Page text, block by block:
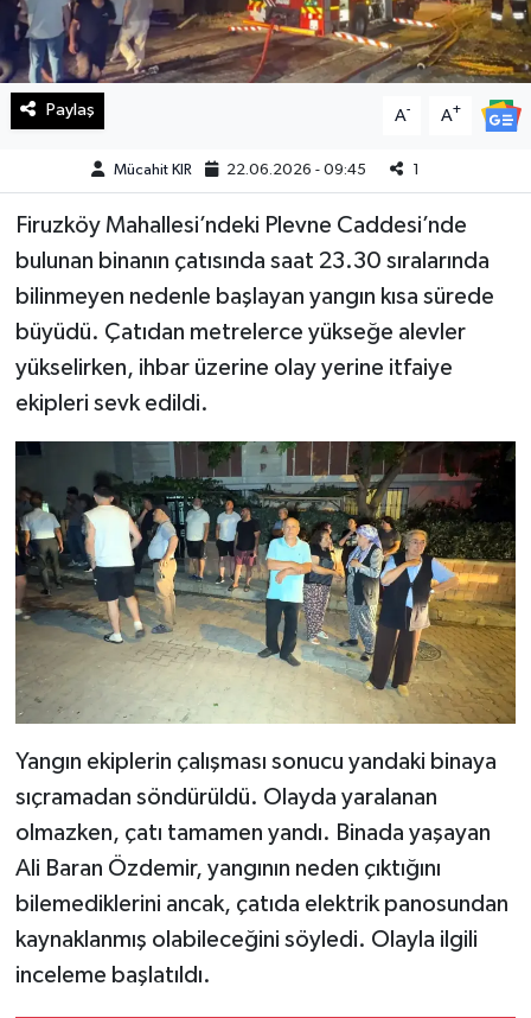
Paylaş A- A+
Mücahit KIR 22.06.2026 - 09:45 1
Firuzköy Mahallesi’ndeki Plevne Caddesi’nde
bulunan binanın çatısında saat 23.30 sıralarında
bilinmeyen nedenle başlayan yangın kısa sürede
büyüdü. Çatıdan metrelerce yükseğe alevler
yükselirken, ihbar üzerine olay yerine itfaiye
ekipleri sevk edildi.
Yangın ekiplerin çalışması sonucu yandaki binaya
sıçramadan söndürüldü. Olayda yaralanan
olmazken, çatı tamamen yandı. Binada yaşayan
Ali Baran Özdemir, yangının neden çıktığını
bilemediklerini ancak, çatıda elektrik panosundan
kaynaklanmış olabileceğini söyledi. Olayla ilgili
inceleme başlatıldı.
Manşetler
Resmi İlan
Sağlık
Spor
SürManşet
Teknoloji
Yaşam
KAHRAMANMARAŞ